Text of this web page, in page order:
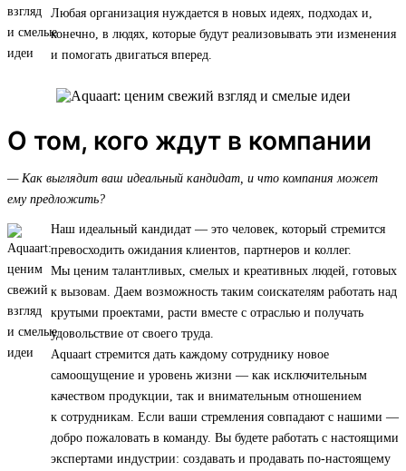
Любая организация нуждается в новых идеях, подходах и,
конечно, в людях, которые будут реализовывать эти изменения
и помогать двигаться вперед.
О том, кого ждут в компании
— Как выглядит ваш идеальный кандидат, и что компания может
ему предложить?
Наш идеальный кандидат — это человек, который стремится
превосходить ожидания клиентов, партнеров и коллег.
Мы ценим талантливых, смелых и креативных людей, готовых
к вызовам. Даем возможность таким соискателям работать над
крутыми проектами, расти вместе с отраслью и получать
удовольствие от своего труда.
Aquaart стремится дать каждому сотруднику новое
самоощущение и уровень жизни — как исключительным
качеством продукции, так и внимательным отношением
к сотрудникам. Если ваши стремления совпадают с нашими —
добро пожаловать в команду. Вы будете работать с настоящими
экспертами индустрии: создавать и продавать по-настоящему